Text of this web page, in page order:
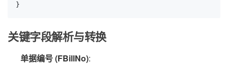
}
关键字段解析与转换
单据编号 (FBillNo):